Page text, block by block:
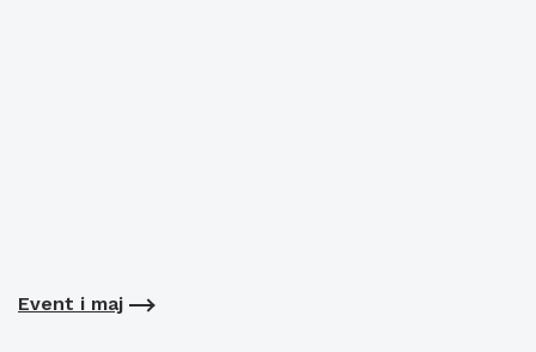
Event i maj